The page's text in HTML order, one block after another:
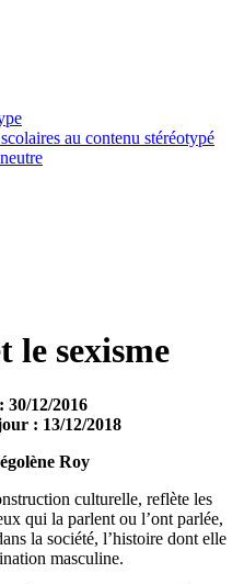
au contenu stéréotypé
le sexisme
30/12/2016
: 13/12/2018
Roy
culturelle, reflète les
qui la parlent ou l’ont parlée,
la société, l’histoire dont elle
masculine.